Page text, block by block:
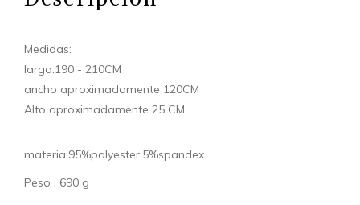
Medidas:
largo:190 - 210CM
ancho aproximadamente 120CM
Alto aproximadamente 25 CM.
materia:95%polyester,5%spandex
Peso : 690 g